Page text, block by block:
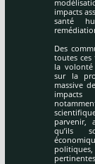
impacts
santé
Des
toutes ces
la
sur la
massive
parvenir,
qu’ils